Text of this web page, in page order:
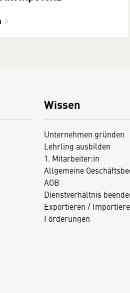
Wissen
Unternehmen gründen
Lehrling ausbilden
1. Mitarbeiter:in
Allgemeine
AGB
Dienstverhältnis
Exportieren /
Förderungen